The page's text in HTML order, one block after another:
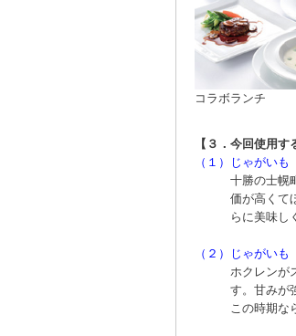
コラボランチ
【３．今回使用す
（１）
じゃがいも
十勝の士幌
価が高くて
らに美味し
（２）
じゃがいも
ホクレンが
す。甘みが
この時期な